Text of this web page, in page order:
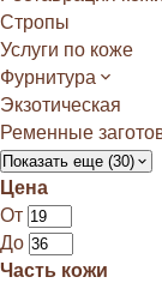
Стропы
Услуги по коже
Фурнитура
Экзотическая
Ременные
Показать еще (30)
Цена
От
До
Часть кожи